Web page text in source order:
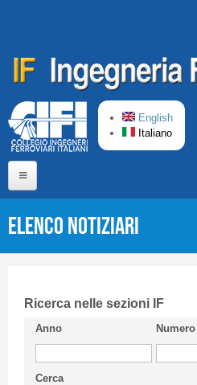
English
Italiano
CIFI in breve
Linee Guida
Elenco Notiziari
Ricerca nelle sezioni IF
Anno Numero
Cerca